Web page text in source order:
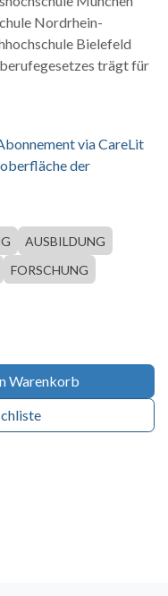
Nordrhein-
Bielefeld
trägt für
via CareLit
der
AUSBILDUNG
FORSCHUNG
Warenkorb